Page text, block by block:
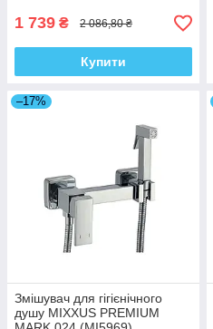
1 739 ₴ 2 086,80 ₴
Купити
–17%
Змішувач для гігієнічного
душу MIXXUS PREMIUM